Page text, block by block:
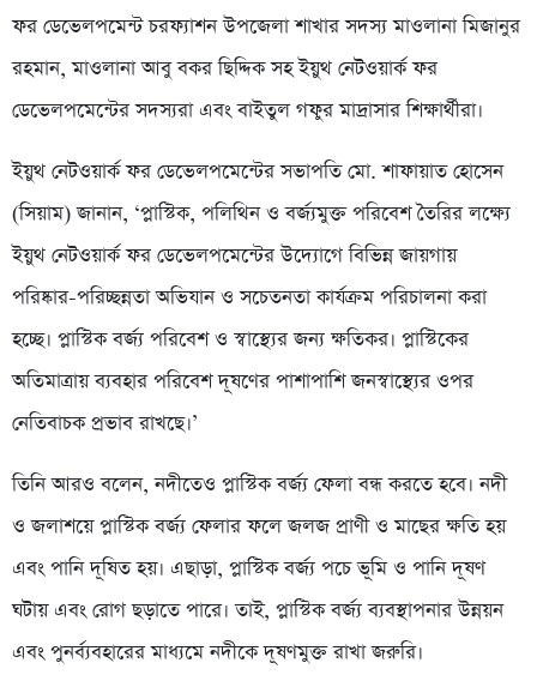
ফর ডেভেলপমেন্ট চরফ্যাশন উপজেলা শাখার সদস্য মাওলানা মিজানুর
রহমান, মাওলানা আবু বকর ছিদ্দিক সহ ইয়ুথ নেটওয়ার্ক ফর
ডেভেলপমেন্টের সদস্যরা এবং বাইতুল গফুর মাদ্রাসার শিক্ষার্থীরা।
ইয়ুথ নেটওয়ার্ক ফর ডেভেলপমেন্টের সভাপতি মো. শাফায়াত হোসেন
(সিয়াম) জানান, ‘প্লাস্টিক, পলিথিন ও বর্জ্যমুক্ত পরিবেশ তৈরির লক্ষ্যে
ইয়ুথ নেটওয়ার্ক ফর ডেভেলপমেন্টের উদ্যোগে বিভিন্ন জায়গায়
পরিষ্কার-পরিচ্ছন্নতা অভিযান ও সচেতনতা কার্যক্রম পরিচালনা করা
হচ্ছে। প্লাস্টিক বর্জ্য পরিবেশ ও স্বাস্থ্যের জন্য ক্ষতিকর। প্লাস্টিকের
অতিমাত্রায় ব্যবহার পরিবেশ দূষণের পাশাপাশি জনস্বাস্থ্যের ওপর
নেতিবাচক প্রভাব রাখছে।’
তিনি আরও বলেন, নদীতেও প্লাস্টিক বর্জ্য ফেলা বন্ধ করতে হবে। নদী
ও জলাশয়ে প্লাস্টিক বর্জ্য ফেলার ফলে জলজ প্রাণী ও মাছের ক্ষতি হয়
এবং পানি দূষিত হয়। এছাড়া, প্লাস্টিক বর্জ্য পচে ভূমি ও পানি দূষণ
ঘটায় এবং রোগ ছড়াতে পারে। তাই, প্লাস্টিক বর্জ্য ব্যবস্থাপনার উন্নয়ন
এবং পুনর্ব্যবহারের মাধ্যমে নদীকে দূষণমুক্ত রাখা জরুরি।